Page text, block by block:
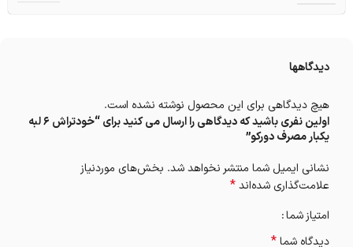
دیدگاهها
هیچ دیدگاهی برای این محصول نوشته نشده است.
اولین نفری باشید که دیدگاهی را ارسال می کنید برای “خودتراش 6 لبه
یکبار مصرف دورکو”
نشانی ایمیل شما منتشر نخواهد شد. بخش‌های موردنیاز
علامت‌گذاری شده‌اند*
امتیاز شما
دیدگاه شما*